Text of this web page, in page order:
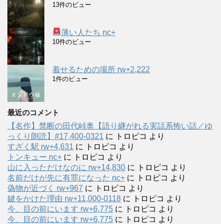
13件のビュー
薄い人たち nc+
10件のビュー
着せるための場所 rw+2,222
1件のビュー
最近のコメント
【名作】禁断の田代峠奥【語り継がれる実話系怖い話／ゆ
っくり朗読】#17,400-0321 に トロピコ より
すざく駅 rw+4,631 に トロピコ より
トンキュー nc+ に トロピコ より
山に入っただけなのに rw+14,830 に トロピコ より
名前だけが先に有罪になった nc+ に トロピコ より
偽物が近づく rw+967 に トロピコ より
鍵をかけた理由 rw+11,000-0118 に トロピコ より
今、目の前にいます rw+6,775 に トロピコ より
今、目の前にいます rw+6,775 に トロピコ より